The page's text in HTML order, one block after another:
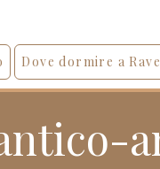
Dove dormire a